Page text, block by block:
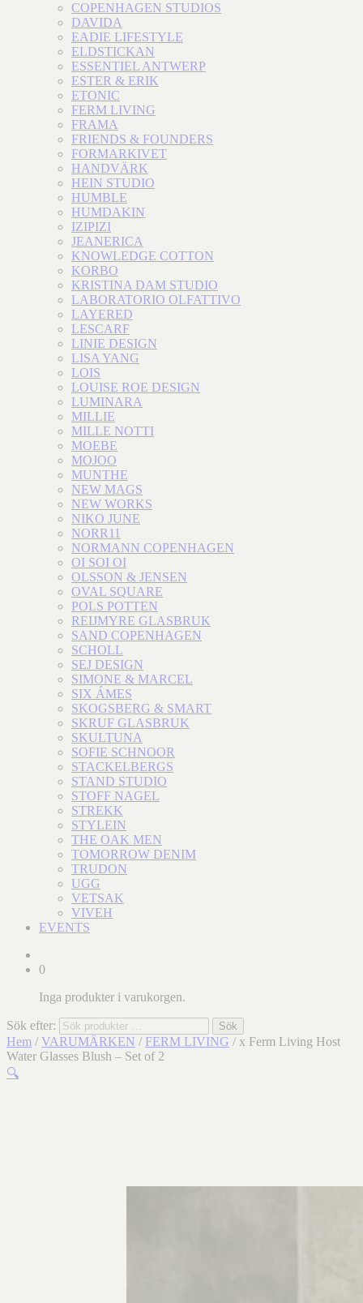
COPENHAGEN STUDIOS
DAVIDA
EADIE LIFESTYLE
ELDSTICKAN
ESSENTIEL ANTWERP
ESTER & ERIK
ETONIC
FERM LIVING
FRAMA
FRIENDS & FOUNDERS
FORMARKIVET
HANDVÄRK
HEIN STUDIO
HUMBLE
HUMDAKIN
IZIPIZI
JEANERICA
KNOWLEDGE COTTON
KORBO
KRISTINA DAM STUDIO
LABORATORIO OLFATTIVO
LAYERED
LESCARF
LINIE DESIGN
LISA YANG
LOIS
LOUISE ROE DESIGN
LUMINARA
MILLIE
MILLE NOTTI
MOEBE
MOJOO
MUNTHE
NEW MAGS
NEW WORKS
NIKO JUNE
NORR11
NORMANN COPENHAGEN
OI SOI OI
OLSSON & JENSEN
OVAL SQUARE
POLS POTTEN
REIJMYRE GLASBRUK
SAND COPENHAGEN
SCHOLL
SEJ DESIGN
SIMONE & MARCEL
SIX ÁMES
SKOGSBERG & SMART
SKRUF GLASBRUK
SKULTUNA
SOFIE SCHNOOR
STACKELBERGS
STAND STUDIO
STOFF NAGEL
STREKK
STYLEIN
THE OAK MEN
TOMORROW DENIM
TRUDON
UGG
VETSAK
VIVEH
EVENTS
0
Inga produkter i varukorgen.
Sök efter: Sök
Hem / VARUMÄRKEN / FERM LIVING / x Ferm Living Host
Water Glasses Blush – Set of 2
🔍